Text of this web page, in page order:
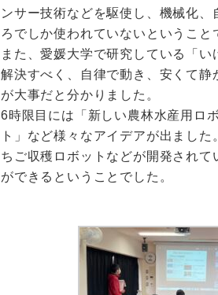
ンサー技術などを駆使し、機械化
ろでしか使われていないということ
また、愛媛大学で研究し ている「い
解決すべく、自律で動き、安くて
が大事だと分かりました。
6時限目には「新しい農林水産用ロ
ト」など様々なアイデアが出まし
ちご収穫ロボットなどが開発され
ができるということでした。